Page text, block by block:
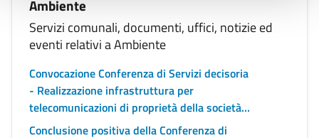
Ambiente
Servizi comunali, documenti, uffici, notizie ed
eventi relativi a Ambiente
Convocazione Conferenza di Servizi decisoria
- Realizzazione infrastruttura per
telecomunicazioni di proprietà della società
Iliad Italia S.p.A. in Viale Comandante
Conclusione positiva della Conferenza di